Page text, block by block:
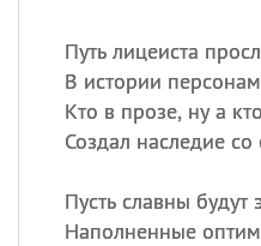
Путь лицеиста
В истории
Кто в прозе, ну а
Создал наследие
Пусть славны будут
Наполненные